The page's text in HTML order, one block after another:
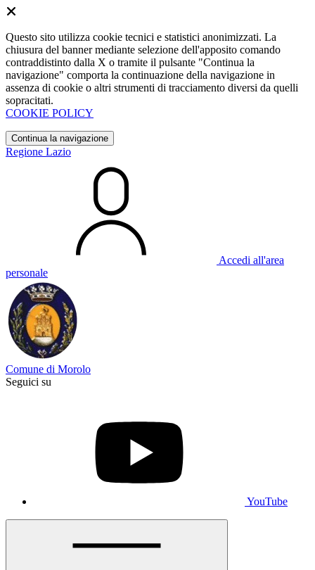
Questo sito utilizza cookie tecnici e statistici anonimizzati. La
chiusura del banner mediante selezione dell'apposito comando
contraddistinto dalla X o tramite il pulsante "Continua la
navigazione" comporta la continuazione della navigazione in
assenza di cookie o altri strumenti di tracciamento diversi da quelli
sopracitati.
COOKIE POLICY
Continua la navigazione
Regione Lazio
Accedi all'area
personale
Comune di Morolo
Seguici su
YouTube